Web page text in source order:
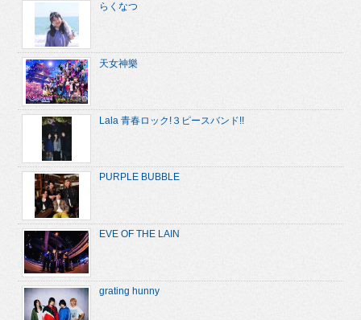
らくなつ
天女神樂
Lala 青春ロック!３ピースバンド!!
PURPLE BUBBLE
EVE OF THE LAIN
grating hunny